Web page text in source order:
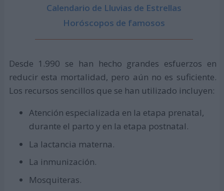
Calendario de Lluvias de Estrellas
Horóscopos de famosos
Desde 1.990 se han hecho grandes esfuerzos en
reducir esta mortalidad, pero aún no es suficiente.
Los recursos sencillos que se han utilizado incluyen:
Atención especializada en la etapa prenatal,
durante el parto y en la etapa postnatal.
La lactancia materna.
La inmunización.
Mosquiteras.